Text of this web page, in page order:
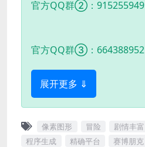
官方QQ群②：915255949
官方QQ群③：664388952
展开更多 ⇓
像素图形 冒险 剧情丰富
程序生成
精确平台 赛博朋克